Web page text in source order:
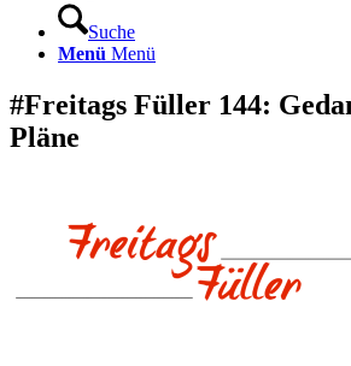
Suche
Menü Menü
#Freitags Füller 144:
Pläne